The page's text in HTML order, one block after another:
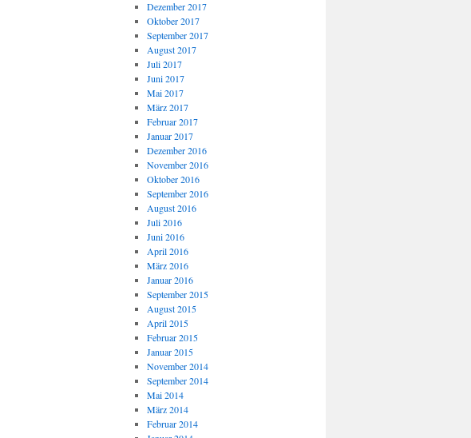
Dezember 2017
Oktober 2017
September 2017
August 2017
Juli 2017
Juni 2017
Mai 2017
März 2017
Februar 2017
Januar 2017
Dezember 2016
November 2016
Oktober 2016
September 2016
August 2016
Juli 2016
Juni 2016
April 2016
März 2016
Januar 2016
September 2015
August 2015
April 2015
Februar 2015
Januar 2015
November 2014
September 2014
Mai 2014
März 2014
Februar 2014